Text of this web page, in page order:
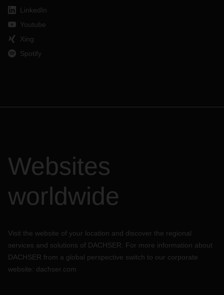
LinkedIn
Youtube
Xing
Spotify
Websites
worldwide
Visit the website of your location and discover the regional
services and solutions of DACHSER. For more information about
DACHSER from a global perspective switch to our corporate
website: dachser.com